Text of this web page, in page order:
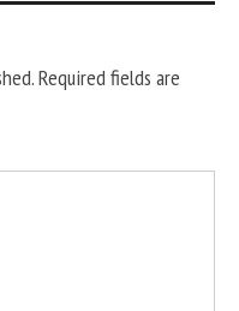
Required fields are